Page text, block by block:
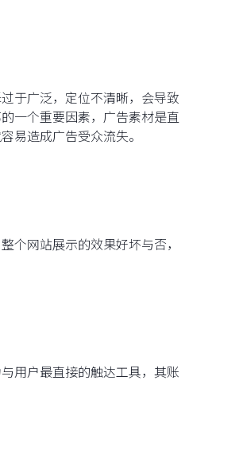
于广泛，定位不清晰，会导致
一个重要因素，广告素材是直
易造成广告受众流失。
个网站展示的效果好坏与否，
用户最直接的触达工具，其账